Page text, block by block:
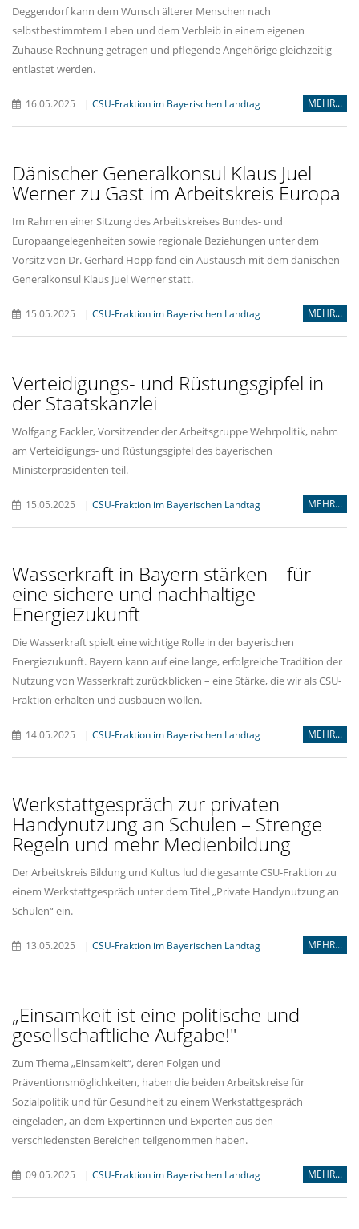
Deggendorf kann dem Wunsch älterer Menschen nach
selbstbestimmtem Leben und dem Verbleib in einem eigenen
Zuhause Rechnung getragen und pflegende Angehörige gleichzeitig
entlastet werden.
16.05.2025 | CSU-Fraktion im Bayerischen Landtag MEHR...
Dänischer Generalkonsul Klaus Juel
Werner zu Gast im Arbeitskreis Europa
Im Rahmen einer Sitzung des Arbeitskreises Bundes- und
Europaangelegenheiten sowie regionale Beziehungen unter dem
Vorsitz von Dr. Gerhard Hopp fand ein Austausch mit dem dänischen
Generalkonsul Klaus Juel Werner statt.
15.05.2025 | CSU-Fraktion im Bayerischen Landtag MEHR...
Verteidigungs- und Rüstungsgipfel in
der Staatskanzlei
Wolfgang Fackler, Vorsitzender der Arbeitsgruppe Wehrpolitik, nahm
am Verteidigungs- und Rüstungsgipfel des bayerischen
Ministerpräsidenten teil.
15.05.2025 | CSU-Fraktion im Bayerischen Landtag MEHR...
Wasserkraft in Bayern stärken – für
eine sichere und nachhaltige
Energiezukunft
Die Wasserkraft spielt eine wichtige Rolle in der bayerischen
Energiezukunft. Bayern kann auf eine lange, erfolgreiche Tradition der
Nutzung von Wasserkraft zurückblicken – eine Stärke, die wir als CSU-
Fraktion erhalten und ausbauen wollen.
14.05.2025 | CSU-Fraktion im Bayerischen Landtag MEHR...
Werkstattgespräch zur privaten
Handynutzung an Schulen – Strenge
Regeln und mehr Medienbildung
Der Arbeitskreis Bildung und Kultus lud die gesamte CSU-Fraktion zu
einem Werkstattgespräch unter dem Titel „Private Handynutzung an
Schulen“ ein.
13.05.2025 | CSU-Fraktion im Bayerischen Landtag MEHR...
Einsamkeit ist eine politische und
gesellschaftliche Aufgabe!"
Zum Thema „Einsamkeit“, deren Folgen und
Präventionsmöglichkeiten, haben die beiden Arbeitskreise für
Sozialpolitik und für Gesundheit zu einem Werkstattgespräch
eingeladen, an dem Expertinnen und Experten aus den
verschiedensten Bereichen teilgenommen haben.
09.05.2025 | CSU-Fraktion im Bayerischen Landtag MEHR...